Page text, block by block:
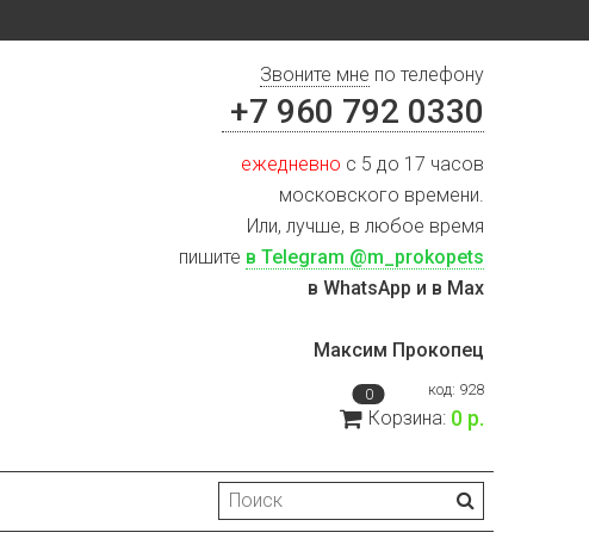
Звоните мне по телефону
+7 960 792 0330
ежедневно с 5 до 17 часов
московского времени.
Или, лучше, в любое время
пишите в Telegram @m_prokopets
в WhatsApp и в Max
Максим Прокопец
код: 928
0
Корзина: 0 р.